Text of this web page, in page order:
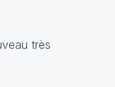
très